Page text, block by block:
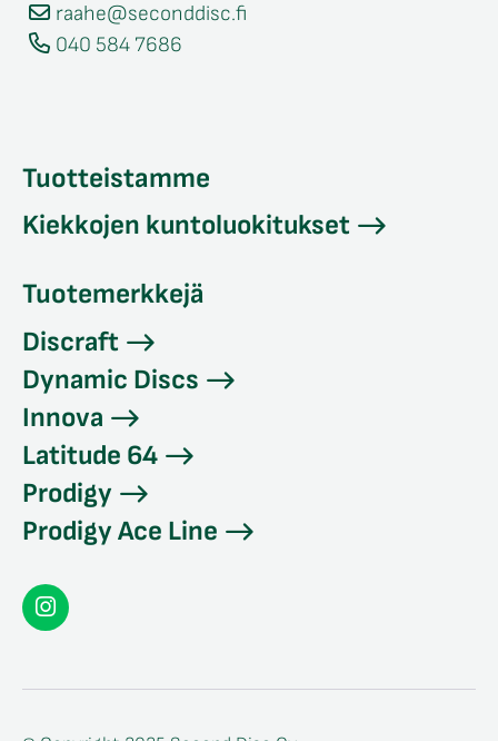
raahe@seconddisc.fi
040 584 7686
Tuotteistamme
Kiekkojen kuntoluokitukset
Tuotemerkkejä
Discraft
Dynamic Discs
Innova
Latitude 64
Prodigy
Prodigy Ace Line
Seconddisc